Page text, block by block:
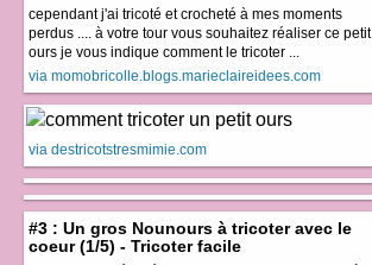
cependant j'ai tricoté et crocheté à mes moments
perdus .... à votre tour vous souhaitez réaliser ce petit
ours je vous indique comment le tricoter ...
via momobricolle.blogs.marieclaireidees.com
via destricotstresmimie.com
#3 : Un gros Nounours à tricoter avec le
coeur (1/5) - Tricoter facile